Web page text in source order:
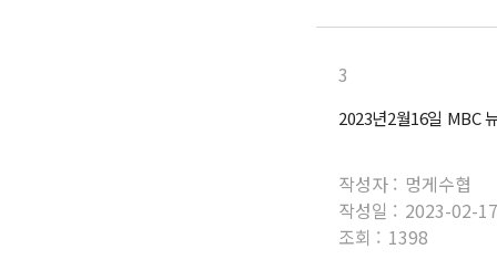
3
2023년2월16일 MBC
작성자 : 멍게수협
작성일 : 2023-02-17
조회 : 1398